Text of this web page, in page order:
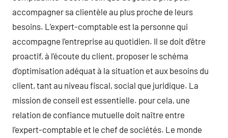
accompagner sa clientèle au plus proche de leurs
besoins. L’expert-comptable est la personne qui
accompagne l’entreprise au quotidien. Il se doit d’être
proactif, à l’écoute du client, proposer le schéma
d’optimisation adéquat à la situation et aux besoins du
client, tant au niveau fiscal, social que juridique. La
mission de conseil est essentielle. pour cela, une
relation de confiance mutuelle doit naître entre
l’expert-comptable et le chef de sociétés. Le monde